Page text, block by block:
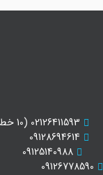
02126411593 (10 خط ویژه)
09128694614
09125140988
09126778590